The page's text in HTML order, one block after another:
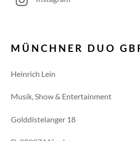
MÜNCHNER DUO
Heinrich Lein
Musik, Show & Entertainment
Golddistelanger 18